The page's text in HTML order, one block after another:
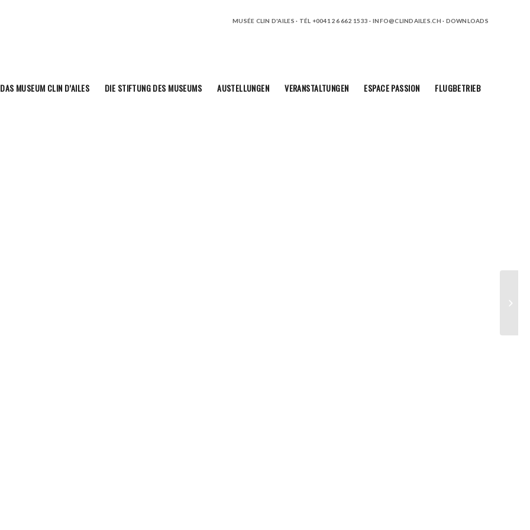
MUSÉE CLIN D'AILES · TÉL +0041 26 662 1533 · INFO@CLINDAILES.CH · DOWNLOADS
DAS MUSEUM CLIN D’AILES DIE STIFTUNG DES MUSEUMS AUSTELLUNGEN VERANSTALTUNGEN ESPACE PASSION FLUGBETRIEB